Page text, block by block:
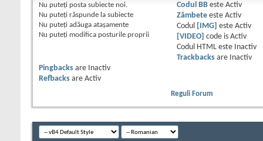
Nu puteţi posta subiecte noi.
Nu puteţi răspunde la subiecte
Nu puteţi adăuga ataşamente
Nu puteţi modifica posturile proprii
Codul BBeste Activ
Zâmbeteeste Activ
Codul
[IMG] este Activ
[VIDEO] code is Activ
Codul HTML este
Inactiv
Trackbacksare
Inactiv
Pingbacks are
Inactiv
Refbacks are Activ
Reguli Forum